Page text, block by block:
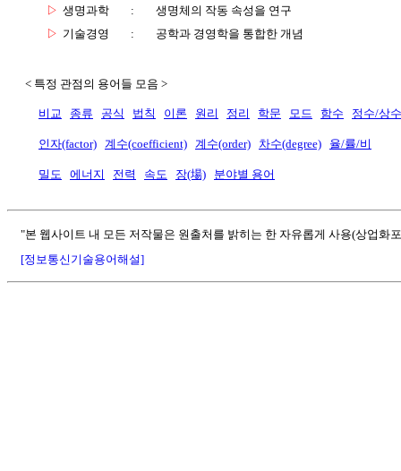
▷ 생명과학 :
생명체의 작동 속성을 연구
▷ 기술경영 : 공학과 경영학을 통합한 개념
< 특정 관점의 용어들 모음 >
비교 종류 공식 법칙 이론 원리 정리 학문 모드 함수 정수/상수
인자(factor) 계수(coefficient) 계수(order) 차수(degree) 율/률/비
밀도 에너지 전력 속도 장(場) 분야별 용어
"본 웹사이트 내 모든 저작물은 원출처를 밝히는 한 자유롭게 사용(상업화
[정보통신기술용어해설]